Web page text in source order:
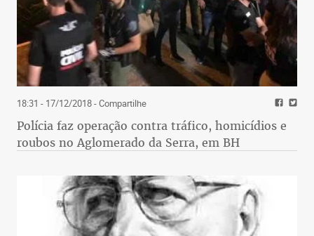
18:31 - 17/12/2018- Compartilhe
Polícia faz operação contra tráfico, homicídios e
roubos no Aglomerado da Serra, em BH